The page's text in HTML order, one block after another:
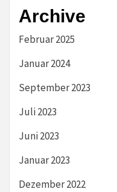
Archive
Februar 2025
Januar 2024
September 2023
Juli 2023
Juni 2023
Januar 2023
Dezember 2022